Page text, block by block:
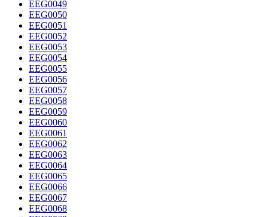
EEG0049
EEG0050
EEG0051
EEG0052
EEG0053
EEG0054
EEG0055
EEG0056
EEG0057
EEG0058
EEG0059
EEG0060
EEG0061
EEG0062
EEG0063
EEG0064
EEG0065
EEG0066
EEG0067
EEG0068